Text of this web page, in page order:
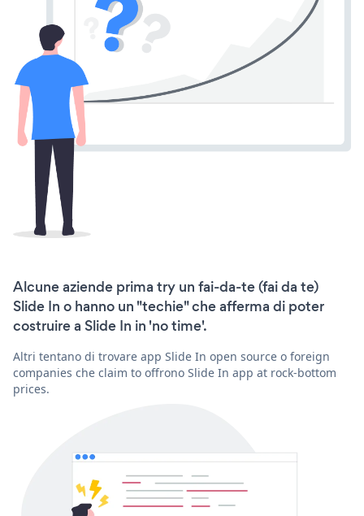
Alcune aziende prima try un fai-da-te (fai da te)
Slide In o hanno un "techie" che afferma di poter
costruire a Slide In in 'no time'.
Altri tentano di trovare app Slide In open source o foreign
companies che claim to offrono Slide In app at rock-bottom
prices.